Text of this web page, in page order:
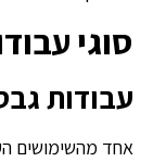
סוגי
עבודות
אחד מהשימושים